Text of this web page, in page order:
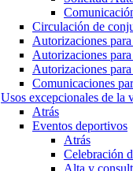
Circulación de
Autorizaciones
Autorizaciones
Autorizaciones
Comunicaciones
Usos excepcionales de la
Atrás
Eventos deportivos
Atrás
Celebración